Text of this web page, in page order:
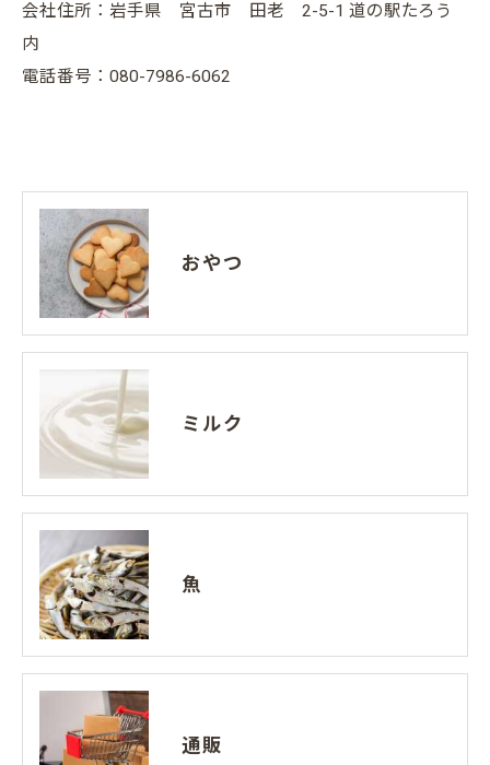
会社住所：岩手県 宮古市 田老 2-5-1 道の駅たろう
内
電話番号：080-7986-6062
おやつ
ミルク
魚
通販